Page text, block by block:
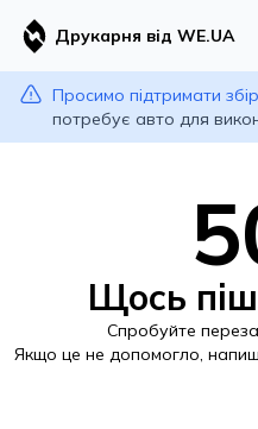
Друкарня від WE.UA
Просимо підтримати
потребує авто для
Щось
Спробуйте
Якщо це не допомогло,